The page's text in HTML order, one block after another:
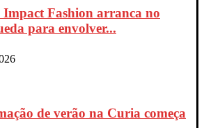
Impact Fashion arranca no
para envolver...
de verão na Curia começa